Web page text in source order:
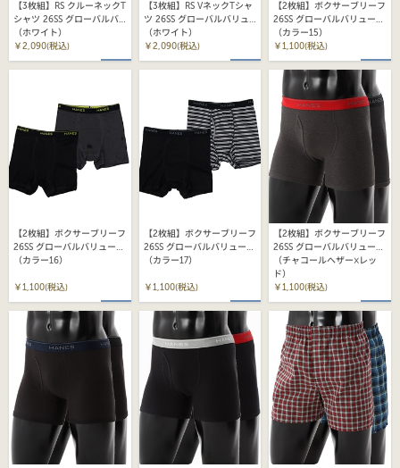
【3枚組】RS クルーネックT
シャツ 26SS グローバルバ
リューライン ヘインズ
(HM1EY701)
（ホワイト）
￥2,090(税込)
【3枚組】RS VネックTシャ
ツ 26SS グローバルバリュ
ーライン ヘインズ
(HM1EY703)
（ホワイト）
￥2,090(税込)
【2枚組】ボクサーブリーフ
26SS グローバルバリューラ
イン ヘインズ(HM6EG701)
（カラー15）
￥1,100(税込)
【2枚組】ボクサーブリーフ
26SS グローバルバリューラ
イン ヘインズ(HM6EG701)
（カラー16）
￥1,100(税込)
【2枚組】ボクサーブリーフ
26SS グローバルバリューラ
イン ヘインズ(HM6EG701)
（カラー17）
￥1,100(税込)
【2枚組】ボクサーブリーフ
26SS グローバルバリューラ
イン ヘインズ(HM6EG701)
（チャコールヘザー×レッ
ド）
￥1,100(税込)